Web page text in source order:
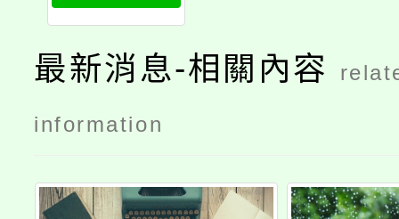
最新消息-相關內容
information